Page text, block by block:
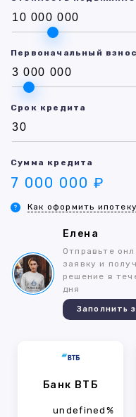
Первоначальный взнос
Срок кредита
Сумма кредита
7 000 000 ₽
Как оформить ипотеку
Елена
Отправьте
заявку и
решение в
дня
Заполнить
Банк ВТБ
undefined%